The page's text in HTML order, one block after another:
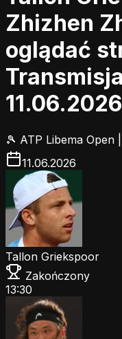
Zhizhen
oglądać
🎾 ATP Libema Open
11.06.2026
Tallon Griekspoor
Zakończony
13:30